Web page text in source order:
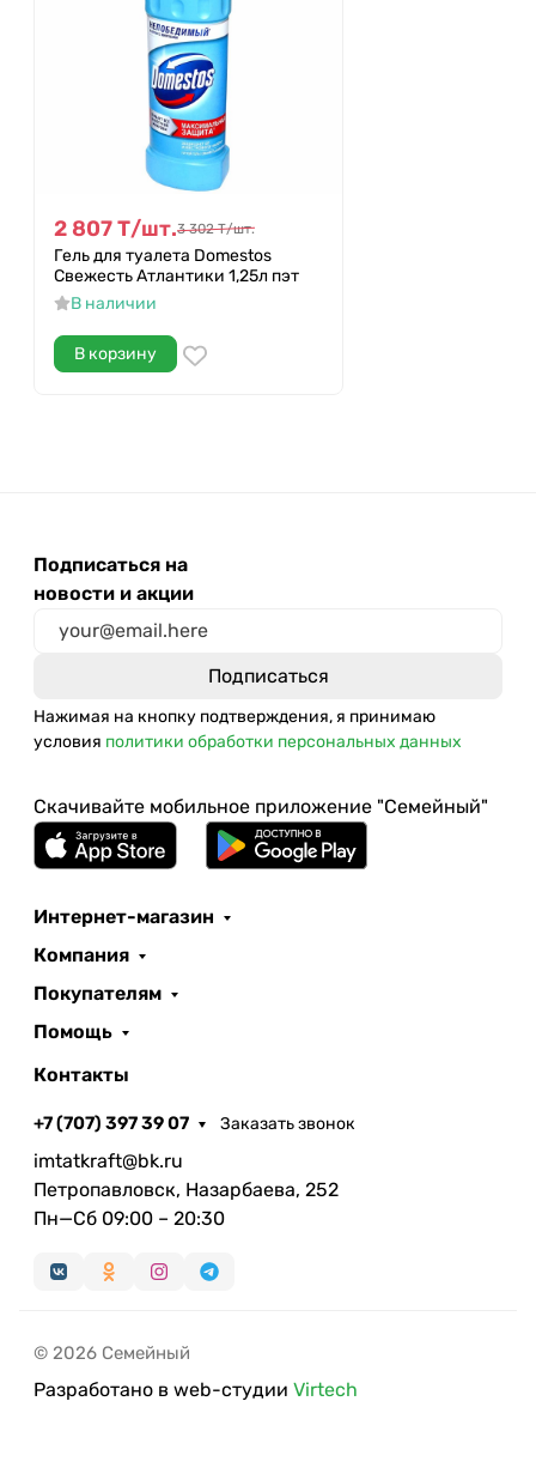
2 807Т/шт.3 302 Т/шт.
Гель для туалета Domestos
Свежесть Атлантики 1,25л пэт
В наличии
В корзину
Подписаться на
новости и акции
Нажимая на кнопку подтверждения, я принимаю
условия политики обработки персональных данных
Скачивайте мобильное приложение "Семейный"
Интернет-магазин
Компания
Покупателям
Помощь
Контакты
+7 (707) 397 39 07 Заказать звонок
imtatkraft@bk.ru
Петропавловск, Назарбаева, 252
Пн—Сб 09:00 – 20:30
© 2026 Семейный
Разработано в web-студии Virtech